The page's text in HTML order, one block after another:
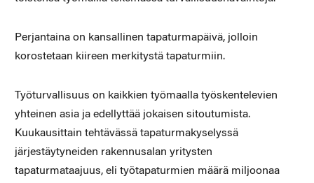
Perjantaina on kansallinen tapaturmapäivä, jolloin
korostetaan kiireen merkitystä tapaturmiin.
Työturvallisuus on kaikkien työmaalla työskentelevien
yhteinen asia ja edellyttää jokaisen sitoutumista.
Kuukausittain tehtävässä tapaturmakyselyssä
järjestäytyneiden rakennusalan yritysten
tapaturmataajuus, eli työtapaturmien määrä miljoonaa